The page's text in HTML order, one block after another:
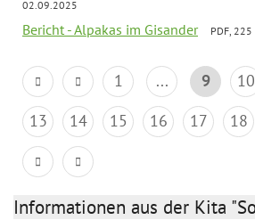
02.09.2025
Bericht - Alpakas im Gisander PDF, 225
1 ... 9 10
13
14 15 16 17 18
Informationen aus der Kita